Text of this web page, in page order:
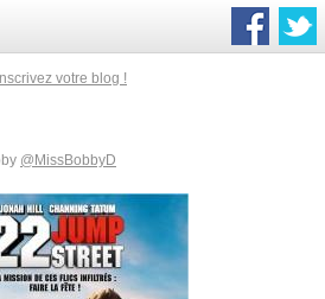
votre blog !
@MissBobbyD